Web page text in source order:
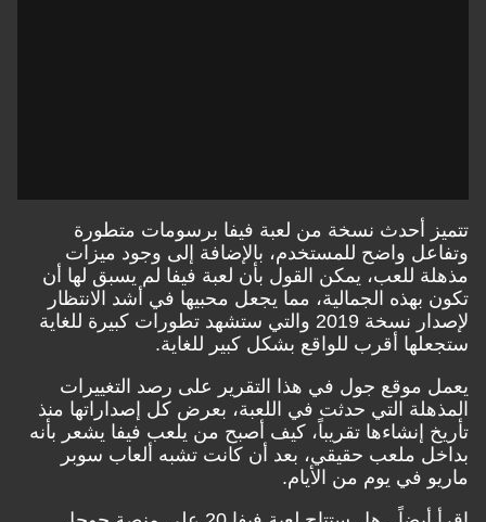
تتميز أحدث نسخة من لعبة فيفا برسومات متطورة
وتفاعل واضح للمستخدم، بالإضافة إلى وجود ميزات
مذهلة للعب، يمكن القول بأن لعبة فيفا لم يسبق لها أن
تكون بهذه الجمالية، مما يجعل محبيها في أشد الانتظار
لإصدار نسخة 2019 والتي ستشهد تطورات كبيرة للغاية
ستجعلها أقرب للواقع بشكل كبير للغاية.
يعمل موقع جول في هذا التقرير على رصد التغييرات
المذهلة التي حدثت في اللعبة، بعرض كل إصداراتها منذ
تأريخ إنشاءها تقريباً، كيف أصبح من يلعب فيفا يشعر بأنه
بداخل ملعب حقيقي، بعد أن كانت تشبه ألعاب سوبر
ماريو في يوم من الأيام.